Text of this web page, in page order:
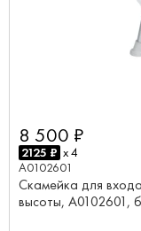
8 500 ₽
2125 ₽ x 4
A0102601
Скамейка для
высоты, А0102601,